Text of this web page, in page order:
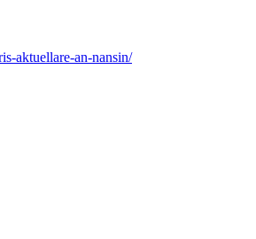
aktuellare-an-nansin/